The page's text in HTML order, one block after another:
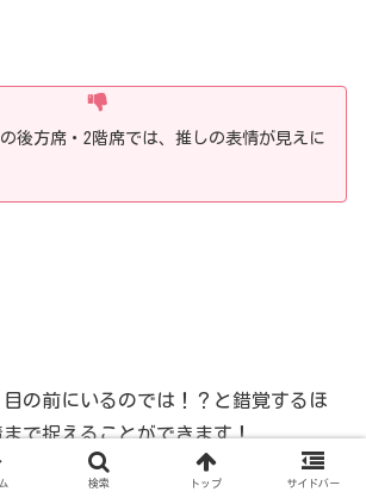
後方席・2階席では、推しの表情が見えに
の前にいるのでは！？と錯覚するほ
で捉えることができます！
検索 トップ サイドバー